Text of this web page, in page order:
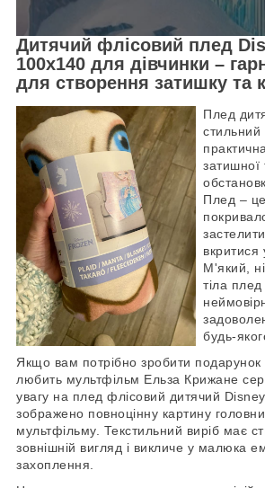
Дитячий флісовий плед
100х140 для дівчинки –
для створення затишку та
Плед
затишної
Плед –
М'який,
тіла
будь-
Якщо вам потрібно зробити подарунок
любить мультфільм Ельза Крижане
увагу на плед флісовий дитячий
зображено повноцінну картину
мультфільму. Текстильний виріб має
зовнішній вигляд і викличе у малюка
захоплення.